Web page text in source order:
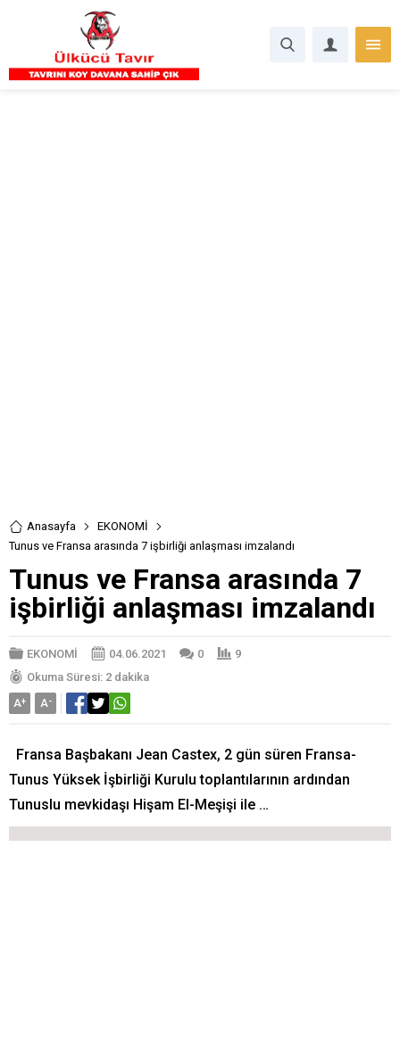
Anasayfa
EKONOMİ
Tunus ve Fransa arasında 7 işbirliği anlaşması imzalandı
Tunus ve Fransa arasında 7
işbirliği anlaşması imzalandı
EKONOMİ 04.06.2021 0
9
Okuma Süresi: 2 dakika
A+ A-
Fransa Başbakanı Jean Castex, 2 gün süren Fransa-
Tunus Yüksek İşbirliği Kurulu toplantılarının ardından
Tunuslu mevkidaşı Hişam El-Meşişi ile …